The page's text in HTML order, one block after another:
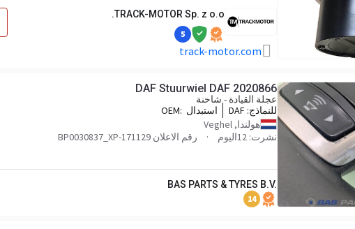
TRACK-MOTOR Sp. z o.o.
5
track-motor.com
DAF Stuurwiel DAF 2020866
عجلة القيادة - شاحنة
للنماذج: DAF
استبدال OEM:
2020866,76832897_DAF,DAF2020866,76832897_DAFUP
هولندا, Veghel
نشرت: 12اليوم
رقم الاعلان BP0030837_XP-171129
BAS PARTS & TYRES B.V.
14